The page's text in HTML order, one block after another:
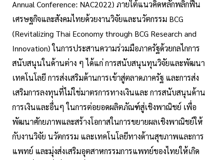
Annual Conference: NAC2022) ภายใต้แนวคิดหลักพลิกฟื้น
เศรษฐกิจและสังคมไทยด้วยงานวิจัยและนวัตกรรม BCG
(Revitalizing Thai Economy through BCG Research and
Innovation) ในการประสานความร่วมมือภาครัฐด้วยกลไกการ
สนับสนุนในด้านต่าง ๆ ได้แก่ การสนับสนุนทุนวิจัยและพัฒนา
เทคโนโลยี การส่งเสริมด้านการเข้าสู่ตลาดภาครัฐ และการส่ง
เสริมการลงทุนที่ไม่ใช่มาตรการทางเงินและ การสนับสนุนด้าน
การเงินและอื่นๆ ในการต่อยอดผลิตภัณฑ์สู่เชิงพาณิชย์ เพื่อ
พัฒนาศักยภาพและสร้างโอกาสในการขยายผลเชิงพาณิชย์ให้
กับงานวิจัย นวัตกรรม และเทคโนโลยีทางด้านสุขภาพและการ
แพทย์ และมุ่งส่งเสริมอุตสาหกรรมการแพทย์ของไทยให้เกิด